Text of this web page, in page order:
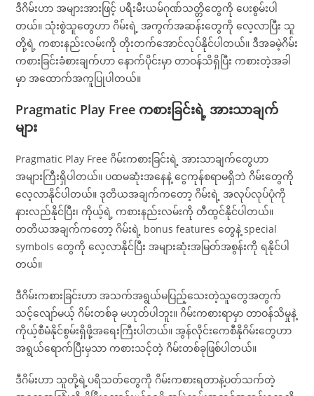
ဒီဂိမ်းဟာ အများအားဖြင့် ပရီးမီးယမ်ဂုဏ်သတ္တိတွေကို ပေးစွမ်းပါ
တယ်။ သုံးစွဲသူတွေဟာ ဂိမ်းရဲ့ အကွက်အဆန်းတွေကို လေ့လာပြီး သူ
တို့ရဲ့ ကစားနည်းလမ်းကို တိုးတက်အောင်လုပ်နိုင်ပါတယ်။ ဒီအခမဲ့ဂိမ်း
ကစားခြင်းခံစားချက်ဟာ နောက်ပိုင်းမှာ တာဝန်သိရှိပြီး ကစားတဲ့အခါ
မှာ အထောက်အကူပြုပါတယ်။
Pragmatic Play Free ကစားခြင်းရဲ့ အားသာချက်
များ
Pragmatic Play Free ဂိမ်းကစားခြင်းရဲ့ အားသာချက်တွေဟာ
အများကြီးရှိပါတယ်။ ပထမဆုံးအနေနဲ့ ငွေကုန်စရာမရှိဘဲ ဂိမ်းတွေကို
လေ့လာနိုင်ပါတယ်။ ဒုတိယအချက်ကတော့ ဂိမ်းရဲ့ အလုပ်လုပ်ပုံကို
နားလည်နိုင်ပြီး၊ ကိုယ့်ရဲ့ ကစားနည်းလမ်းကို တီထွင်နိုင်ပါတယ်။
တတိယအချက်ကတော့ ဂိမ်းရဲ့ bonus features တွေနဲ့ special
symbols တွေကို လေ့လာနိုင်ပြီး အများဆုံးအမြတ်အစွန်းကို ရနိုင်ပါ
တယ်။
ဒီဂိမ်းကစားခြင်းဟာ အသက်အရွယ်မပြည့်သေးတဲ့သူတွေအတွက်
သင့်လျော်မယ့် ဂိမ်းတစ်ခု မဟုတ်ပါဘူး။ ဂိမ်းကစားရာမှာ တာဝန်သိမှုနဲ့
ကိုယ့်စီမံနိုင်စွမ်းရှိဖို့အရေးကြီးပါတယ်။ အွန်လိုင်းကေစီနိုဂိမ်းတွေဟာ
အရွယ်ရောက်ပြီးမှသာ ကစားသင့်တဲ့ ဂိမ်းတစ်ခုဖြစ်ပါတယ်။
ဒီဂိမ်းဟာ သူတို့ရဲ့ပရိသတ်တွေကို ဂိမ်းကစားရတာနဲ့ပတ်သက်တဲ့